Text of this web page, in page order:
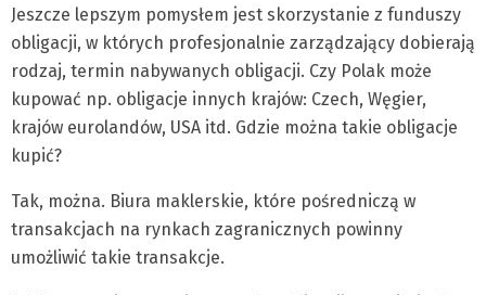
Jeszcze lepszym pomysłem jest skorzystanie z funduszy
obligacji, w których profesjonalnie zarządzający dobierają
rodzaj, termin nabywanych obligacji. Czy Polak może
kupować np. obligacje innych krajów: Czech, Węgier,
krajów eurolandów, USA itd. Gdzie można takie obligacje
kupić?
Tak, można. Biura maklerskie, które pośredniczą w
transakcjach na rynkach zagranicznych powinny
umożliwić takie transakcje.